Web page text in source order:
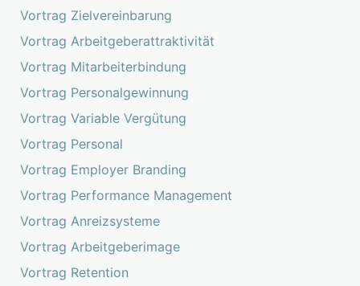
Vortrag Zielvereinbarung
Vortrag Arbeitgeberattraktivität
Vortrag Mitarbeiterbindung
Vortrag Personalgewinnung
Vortrag Variable Vergütung
Vortrag Personal
Vortrag Employer Branding
Vortrag Performance Management
Vortrag Anreizsysteme
Vortrag Arbeitgeberimage
Vortrag Retention